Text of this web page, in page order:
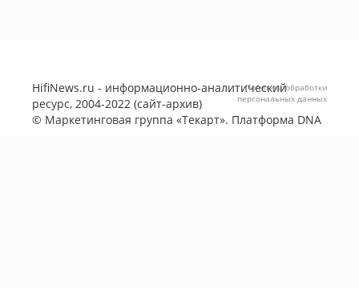
HifiNews.ru - информационно-аналитический
ресурс, 2004-2022 (сайт-архив)
© Маркетинговая группа «Текарт». Платформа DNA
Политика обработки
персональных данных